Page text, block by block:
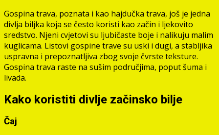
Gospina trava, poznata i kao hajdučka trava, još je jedna
divlja biljka koja se često koristi kao začin i ljekovito
sredstvo. Njeni cvjetovi su ljubičaste boje i nalikuju malim
kuglicama. Listovi gospine trave su uski i dugi, a stabljika
uspravna i prepoznatljiva zbog svoje čvrste teksture.
Gospina trava raste na sušim područjima, poput šuma i
livada.
Kako koristiti divlje začinsko bilje
Čaj